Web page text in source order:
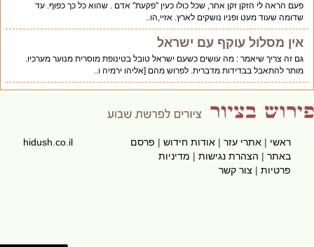
פעם הראה לי הזקן זקן אחר, שכל כולו כעין "פקעת" אדם . שהוא כל כך כפוף. עד
שדומה שעוד מעט ופניו נושקים לארץ. אזיי,הו..
אין מסלול עוקף עם ישראל
גם זה צריך שיאמר : מה עושים כשעם ישראל טובל בטינופת מוסרית מנוער מערכיו.
מותר להתאבל בבדידות מדברית. לפרוש מהם [אליהו ירמיה ו..
ראשי|אתרי עזר|אודות חידוש|פרסם
באתר|הצהרת נגישות|מדיניות
פרטיות|צור קשר
hidush.co.il